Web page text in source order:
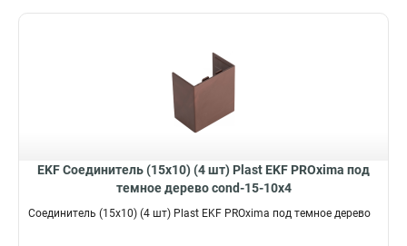
EKF Соединитель (15х10) (4 шт) Plast EKF PROxima под
темное дерево cond-15-10x4
Соединитель (15х10) (4 шт) Plast EKF PROxima под темное дерево